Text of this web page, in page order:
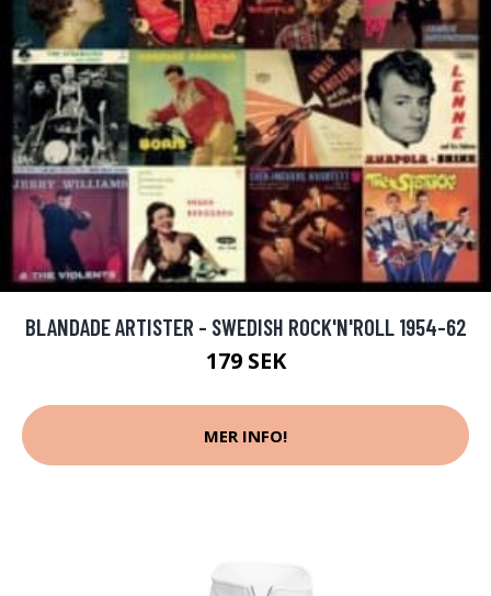
BLANDADE ARTISTER - SWEDISH ROCK'N'ROLL 1954-62
179 SEK
MER INFO!